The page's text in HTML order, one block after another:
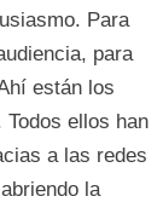
Para
para
están los
ellos han
a las redes
la